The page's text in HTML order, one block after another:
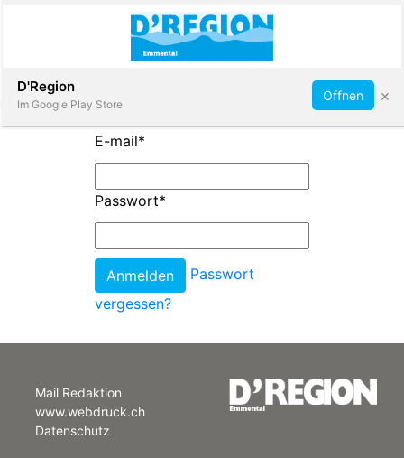
App
Abonnieren
E-mail*
Passwort*
Passwort
vergessen?
Mail Redaktion
www.webdruck.ch
Datenschutz
D'Region
Im Google Play Store
Öffnen ×